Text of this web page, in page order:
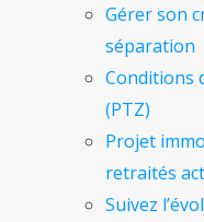
Gérer son
séparation
Conditions
(PTZ)
Projet
retraités
Suivez